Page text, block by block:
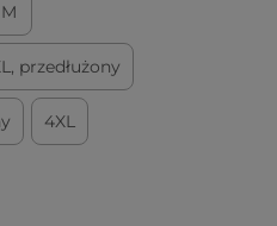
M
przedłużony
4XL